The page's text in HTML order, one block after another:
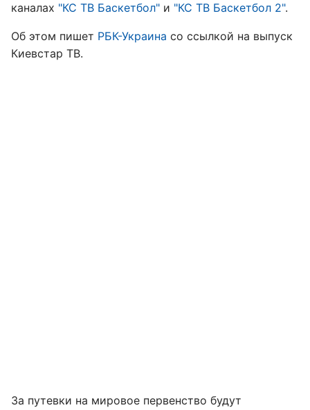
каналах "КС ТВ Баскетбол" и "КС ТВ Баскетбол 2".
Об этом пишет РБК-Украина со ссылкой на выпуск
Киевстар ТВ.
За путевки на мировое первенство будут